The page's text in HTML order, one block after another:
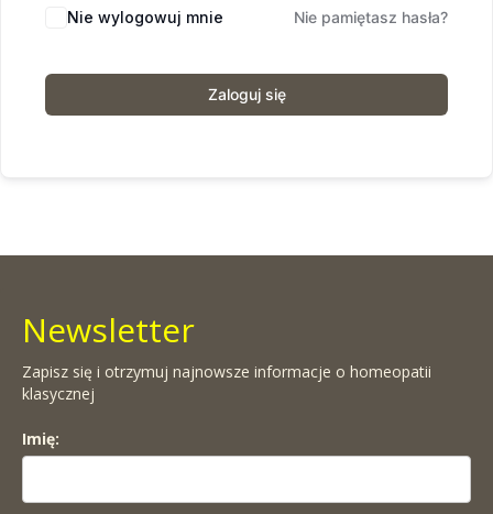
Nie wylogowuj mnie Nie pamiętasz hasła?
Zaloguj się
Newsletter
Zapisz się i otrzymuj najnowsze informacje o homeopatii
klasycznej
Imię: